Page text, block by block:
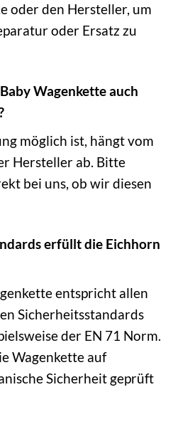
oder den Hersteller, um
oder Ersatz zu
Wagenkette auch
möglich ist, hängt vom
Hersteller ab. Bitte
bei uns, ob wir diesen
erfüllt die Eichhorn
entspricht allen
Sicherheitsstandards
der EN 71 Norm.
Wagenkette auf
Sicherheit geprüft